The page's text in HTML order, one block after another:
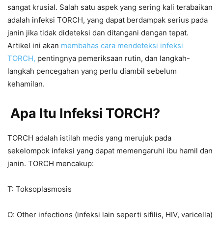
sangat krusial. Salah satu aspek yang sering kali terabaikan
adalah infeksi TORCH, yang dapat berdampak serius pada
janin jika tidak dideteksi dan ditangani dengan tepat.
Artikel ini akan membahas cara mendeteksi infeksi
TORCH, pentingnya pemeriksaan rutin, dan langkah-
langkah pencegahan yang perlu diambil sebelum
kehamilan.
Apa Itu Infeksi TORCH?
TORCH adalah istilah medis yang merujuk pada
sekelompok infeksi yang dapat memengaruhi ibu hamil dan
janin. TORCH mencakup:
T: Toksoplasmosis
O: Other infections (infeksi lain seperti sifilis, HIV, varicella)